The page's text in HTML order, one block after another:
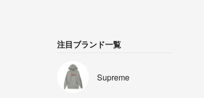
注目ブランド一覧
Supreme